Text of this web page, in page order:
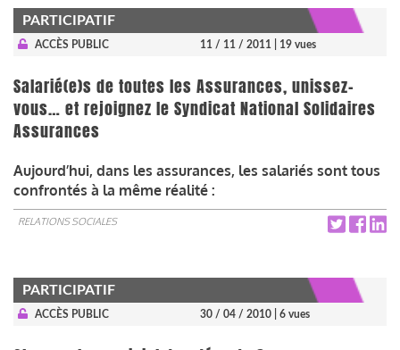
PARTICIPATIF
ACCÈS PUBLIC 11 / 11 / 2011 | 19 vues
Salarié(e)s de toutes les Assurances, unissez-
vous… et rejoignez le Syndicat National Solidaires
Assurances
Aujourd’hui, dans les assurances, les salariés sont tous
confrontés à la même réalité :
RELATIONS SOCIALES
PARTICIPATIF
ACCÈS PUBLIC 30 / 04 / 2010 | 6 vues